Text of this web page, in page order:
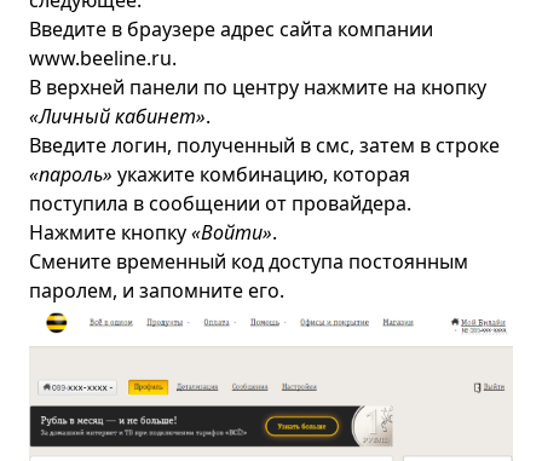
Введите в браузере адрес сайта компании
www.beeline.ru.
В верхней панели по центру нажмите на кнопку
«Личный кабинет».
Введите логин, полученный в смс, затем в строке
«пароль» укажите комбинацию, которая
поступила в сообщении от провайдера.
Нажмите кнопку«Войти».
Смените временный код доступа постоянным
паролем, и запомните его.